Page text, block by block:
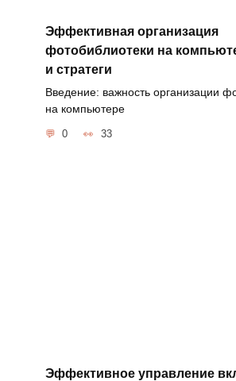
Эффективная организация
фотобиблиотеки на
и стратеги
Введение: важность организации
на компьютере
0 33
Эффективное управление